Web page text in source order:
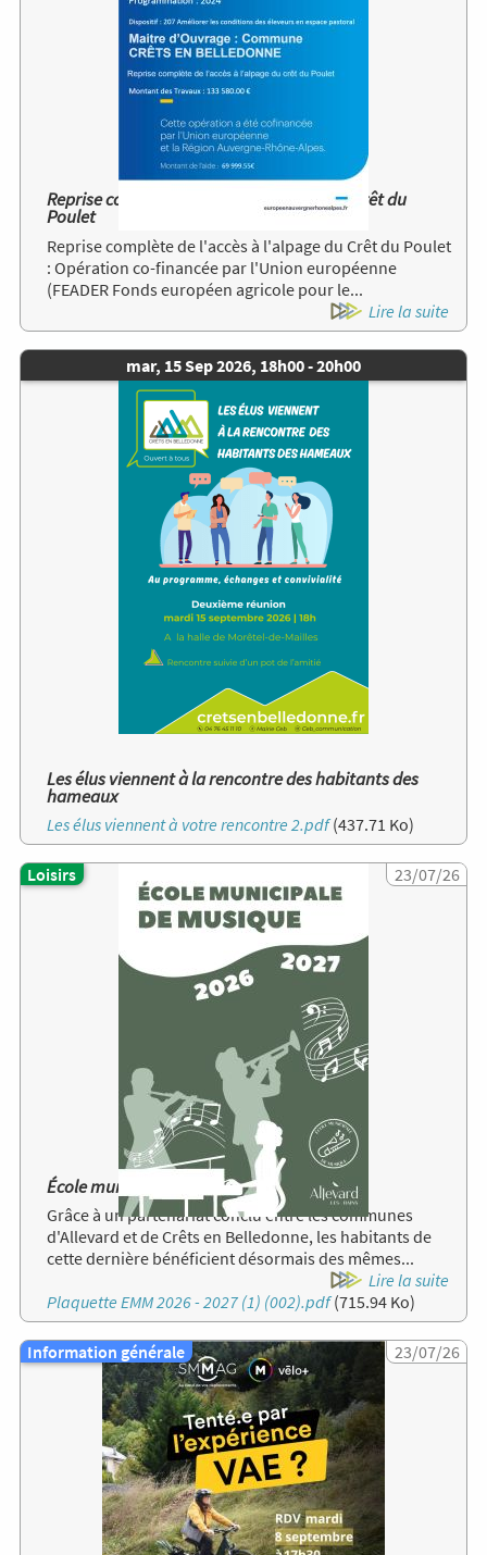
Reprise complète de l’accès à l’alpage du crêt du
Poulet
Reprise complète de l'accès à l'alpage du Crêt du Poulet
: Opération co-financée par l'Union européenne
(FEADER Fonds européen agricole pour le...
Lire la suite
de
mar, 15 Sep 2026, 18h00-20h00
Image
Les élus viennent à la rencontre des habitants des
hameaux
Document
Les élus viennent à votre rencontre 2.pdf (437.71 Ko)
Loisirs
École municipale de musique d'Allevard
23/07/26
Grâce à un partenariat conclu entre les communes
d'Allevard et de Crêts en Belledonne, les habitants de
cette dernière bénéficient désormais des mêmes...
Lire la suite
Document
Plaquette EMM 2026 - 2027 (1) (002).pdf (715.94 Ko)
Image
Information générale 23/07/26